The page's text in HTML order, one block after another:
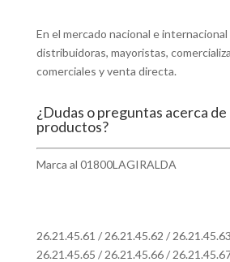
En el mercado nacional e
distribuidoras, mayoristas,
comerciales y venta directa.
¿Dudas o preguntas acerca
productos?
Marca al 01800LAGIRALDA
26.21.45.61 / 26.21.45.62 / 26.21.45.63
26.21.45.65 / 26.21.45.66/